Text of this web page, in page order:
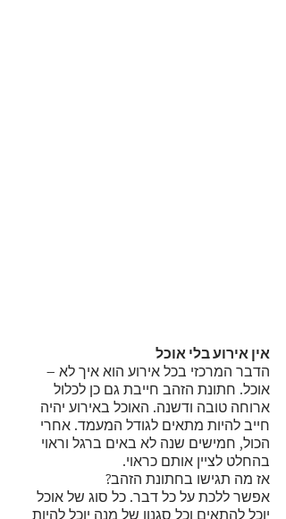
אין אירוע בלי אוכל
הדבר המרכזי בכל אירוע הוא איך לא –
אוכל. חתונת הזהב חייבת גם כן לכלול
ארוחה טובה ודשנה. האוכל באירוע יהיה
חייב להיות מתאים לגודל המעמד. אחרי
הכול, חמישים שנה לא באים ברגל וראוי
בהחלט לציין אותם כראוי.
אז מה תגישו בחתונת הזהב?
אפשר ללכת על כל דבר. כל סוג של אוכל
יוכל להתאים וכל סגנון של מנה יוכל להיות